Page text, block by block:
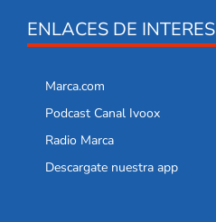
ENLACES DE INTERES
Marca.com
Podcast Canal Ivoox
Radio Marca
Descargate nuestra app